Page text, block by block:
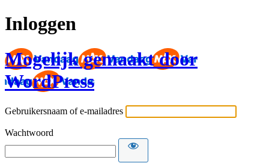
Inloggen
Mogelijk gemaakt door
WordPress
Gebruikersnaam of e-mailadres
Wachtwoord